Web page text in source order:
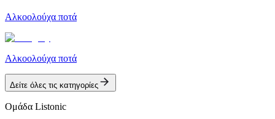
Αλκοολούχα ποτά
Αλκοολούχα ποτά
Δείτε όλες τις κατηγορίες
Ομάδα Listonic